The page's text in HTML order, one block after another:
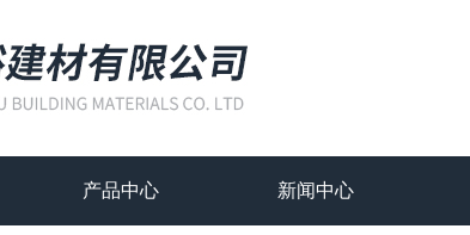
产品中心 新闻中心